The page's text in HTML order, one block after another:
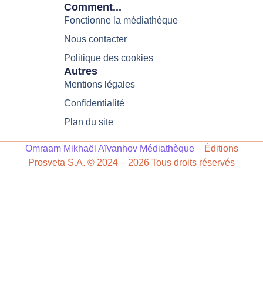
Comment...
Fonctionne la médiathèque
Nous contacter
Politique des cookies
Autres
Mentions légales
Confidentialité
Plan du site
Omraam Mikhaël Aïvanhov Médiathèque– Éditions
Prosveta S.A. © 2024 – 2026 Tous droits réservés